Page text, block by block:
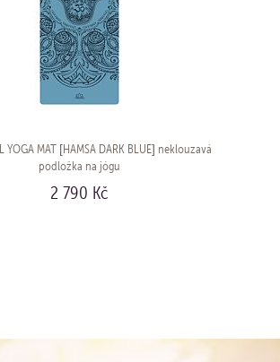
YOGA MAT [HAMSA DARK BLUE] neklouzavá
podložka na jógu
2 790 Kč